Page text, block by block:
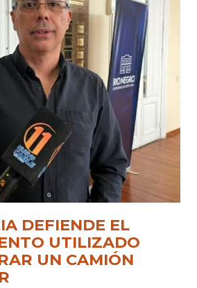
DEFIENDE EL
UTILIZADO
UN CAMIÓN